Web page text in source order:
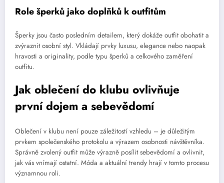
Role šperků jako doplňků k outfitům
Šperky jsou často posledním detailem, který dokáže outfit obohatit a
zvýraznit osobní styl. Vkládají prvky luxusu, elegance nebo naopak
hravosti a originality, podle typu šperků a celkového zaměření
outfitu.
Jak oblečení do klubu ovlivňuje
první dojem a sebevědomí
Oblečení v klubu není pouze záležitostí vzhledu – je důležitým
prvkem společenského protokolu a výrazem osobnosti návštěvníka.
Správně zvolený outfit může výrazně posílit sebevědomí a ovlivnit,
jak vás vnímají ostatní. Móda a aktuální trendy hrají v tomto procesu
významnou roli.